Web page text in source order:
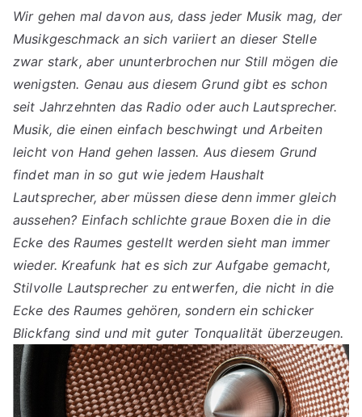
Wir gehen mal davon aus, dass jeder Musik mag, der
Musikgeschmack an sich variiert an dieser Stelle
zwar stark, aber ununterbrochen nur Still mögen die
wenigsten. Genau aus diesem Grund gibt es schon
seit Jahrzehnten das Radio oder auch Lautsprecher.
Musik, die einen einfach beschwingt und Arbeiten
leicht von Hand gehen lassen. Aus diesem Grund
findet man in so gut wie jedem Haushalt
Lautsprecher, aber müssen diese denn immer gleich
aussehen? Einfach schlichte graue Boxen die in die
Ecke des Raumes gestellt werden sieht man immer
wieder. Kreafunk hat es sich zur Aufgabe gemacht,
Stilvolle Lautsprecher zu entwerfen, die nicht in die
Ecke des Raumes gehören, sondern ein schicker
Blickfang sind und mit guter Tonqualität überzeugen.